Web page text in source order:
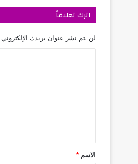
اترك تعليقاً
لن يتم نشر عنوان بريدك الإلكتروني.
الاسم *